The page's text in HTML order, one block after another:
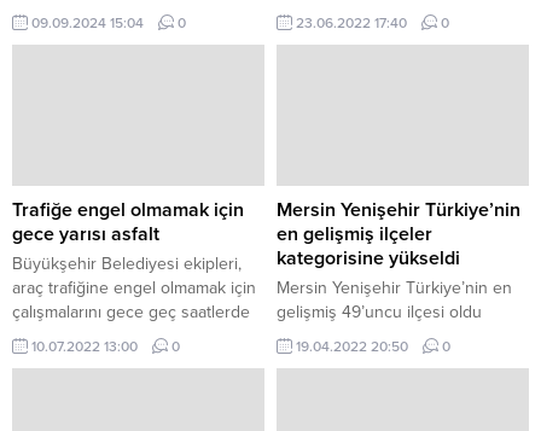
eğitim öğretim yılına daha başladı.
09.09.2024 15:04 0
bağışları sayesinde 81 ilde, yıl
boyunca hastalara ve hastaların
23.06.2022 17:40 0
Trafiğe engel olmamak için
gece yarısı asfalt
Büyükşehir Belediyesi ekipleri,
araç trafiğine engel olmamak için
çalışmalarını gece geç saatlerde
yapıyor Kocaeli Büyükşehir
Belediyesi, gece geç saatlerde
10.07.2022 13:00 0
Mersin Yenişehir Türkiye’nin
en gelişmiş ilçeler
kategorisine yükseldi
Mersin Yenişehir Türkiye’nin en
gelişmiş 49’uncu ilçesi oldu
Mersin YenişehirTürkiye’nin en
gelişmiş ilçeler kategorisine
19.04.2022 20:50 0